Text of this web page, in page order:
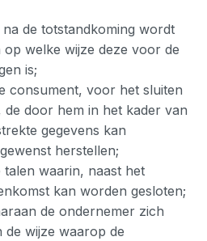
de totstandkoming wordt
welke wijze deze voor de
is;
consument, voor het sluiten
door hem in het kader van
gegevens kan
herstellen;
talen waarin, naast het
kan worden gesloten;
de ondernemer zich
wijze waarop de